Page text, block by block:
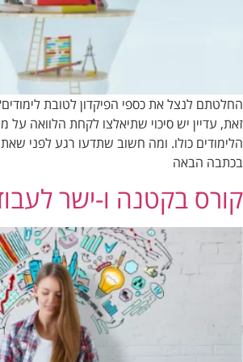
החלטתם לנצל את כספי הפיקדון לטובת
זאת, עדיין יש סיכוי שתיאלצו לקחת הלוואה
הלימודים כולו. ומה חשוב שתדעו רגע לפני
בכתבה הבאה
קורס בקטנה ו-ישר